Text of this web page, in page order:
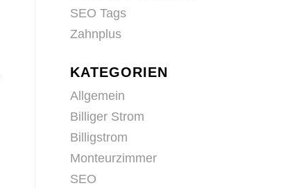
SEO Tags
Zahnplus
KATEGORIEN
Allgemein
Billiger Strom
Billigstrom
Monteurzimmer
SEO